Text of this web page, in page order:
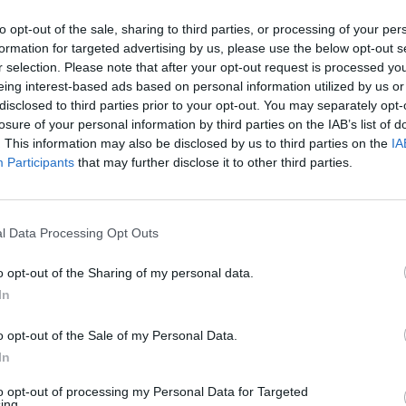
opt-out of the sale, sharing to third parties, or processing of your
for targeted advertising by us, please use the below opt-out
selection. Please note that after your opt-out request is processed
interest-based ads based on personal information utilized by us
to third parties prior to your opt-out. You may separately
of your personal information by third parties on the IAB’s list of
This information may also be disclosed by us to third parties on the
Participants that may further disclose it to other third parties.
Data Processing Opt Outs
opt-out of the Sharing of my personal data.
opt-out of the Sale of my Personal Data.
opt-out of processing my Personal Data for Targeted
τώρα αποτελέσματα, η
Συναγερμός παραμένει πρώτη δύναμη
Βουλή. Το ΑΚΕΛ ακολουθεί με 15 έδρες,
του δύναμη.
έδρες, ενώ το ΕΛΑΜ ανεβαίνει στις 8,
του σε σχέση με τις 4 έδρες που είχε στην
για πρώτη φορά με 4 έδρες το καθένα.